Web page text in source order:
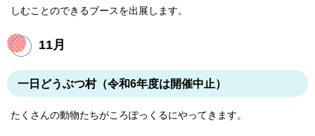
しむことのできるブースを出展します。
11月
一日どうぶつ村（令和6年度は開催中止）
たくさんの動物たちがころぽっくるにやってきます。